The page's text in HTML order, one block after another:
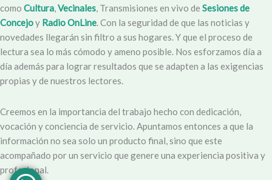
como Cultura,Vecinales, Transmisiones en vivo de Sesiones de
Concejoy Radio OnLine. Con la seguridad de que las noticias y
novedades llegarán sin filtro a sus hogares. Y que el proceso de
lectura sea lo más cómodo y ameno posible. Nos esforzamos día a
día además para lograr resultados que se adapten a las exigencias
propias y de nuestros lectores.
Creemos en la importancia del trabajo hecho con dedicación,
vocación y conciencia de servicio. Apuntamos entonces a que la
información no sea solo un producto final, sino que este
acompañado por un servicio que genere una experiencia positiva y
profesional.